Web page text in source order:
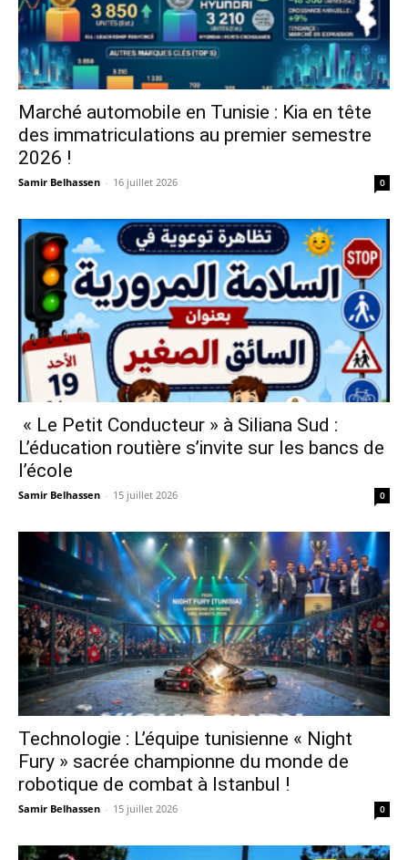
Marché automobile en Tunisie : Kia en tête
des immatriculations au premier semestre
2026 !
Samir Belhassen - 16 juillet 2026 0
« Le Petit Conducteur » à Siliana Sud :
L’éducation routière s’invite sur les bancs de
l’école
Samir Belhassen - 15 juillet 2026 0
Technologie : L’équipe tunisienne « Night
Fury » sacrée championne du monde de
robotique de combat à Istanbul !
Samir Belhassen - 15 juillet 2026 0